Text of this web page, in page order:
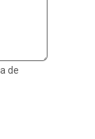
de